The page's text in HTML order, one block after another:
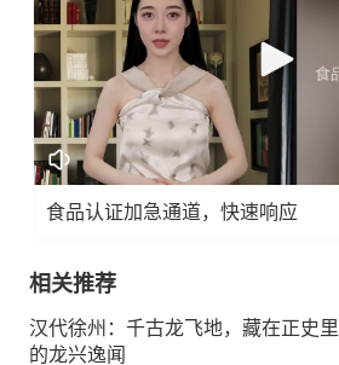
食品认证加急通道，快速响应
相关推荐
汉代徐州：千古龙飞地，藏在正史里
的龙兴逸闻